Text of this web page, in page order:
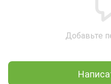
Добавьте